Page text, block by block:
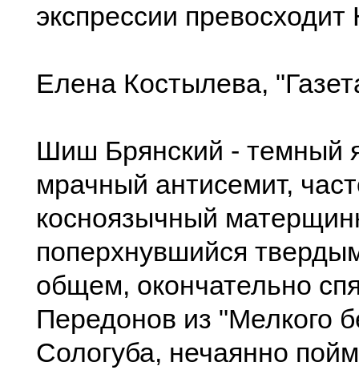
экспрессии
Елена Костылева,
Шиш Брянский - темный
мрачный антисемит,
косноязычный
поперхнувшийся
общем, окончательно
Передонов из "Мелкого
Сологуба, нечаянно